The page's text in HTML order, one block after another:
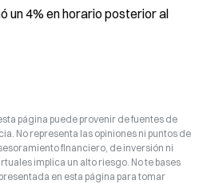
un 4% en horario posterior al
página puede provenir de fuentes de
No representa las opiniones ni puntos de
financiero, de inversión ni
implica un alto riesgo. No te bases
en esta página para tomar